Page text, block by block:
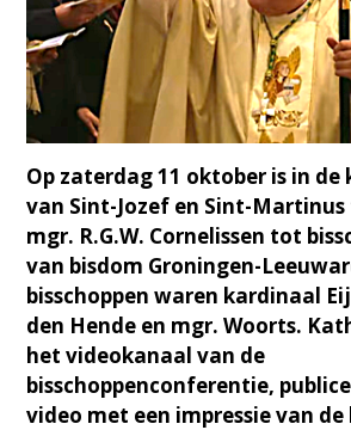
Op zaterdag 11 oktober is in
van Sint-Jozef en Sint-Martinus
mgr. R.G.W. Cornelissen tot
van bisdom Groningen-
bisschoppen waren kardinaal
den Hende en mgr. Woorts.
het videokanaal van de
bisschoppenconferentie,
video met een impressie van